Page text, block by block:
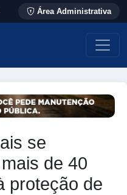
Área Administrativa
se
de 40
proteção de